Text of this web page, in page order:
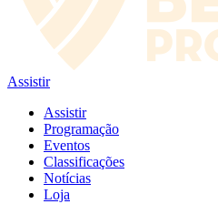
Assistir
Assistir
Programação
Eventos
Classificações
Notícias
Loja